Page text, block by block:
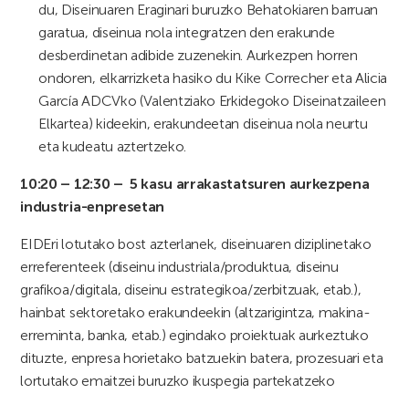
du, Diseinuaren Eraginari buruzko Behatokiaren barruan
garatua, diseinua nola integratzen den erakunde
desberdinetan adibide zuzenekin. Aurkezpen horren
ondoren, elkarrizketa hasiko du Kike Correcher eta Alicia
García ADCVko (Valentziako Erkidegoko Diseinatzaileen
Elkartea) kideekin, erakundeetan diseinua nola neurtu
eta kudeatu aztertzeko.
10:20 – 12:30 – 5 kasu arrakastatsuren aurkezpena
industria-enpresetan
EIDEri lotutako bost azterlanek, diseinuaren diziplinetako
erreferenteek (diseinu industriala/produktua, diseinu
grafikoa/digitala, diseinu estrategikoa/zerbitzuak, etab.),
hainbat sektoretako erakundeekin (altzarigintza, makina-
erreminta, banka, etab.) egindako proiektuak aurkeztuko
dituzte, enpresa horietako batzuekin batera, prozesuari eta
lortutako emaitzei buruzko ikuspegia partekatzeko